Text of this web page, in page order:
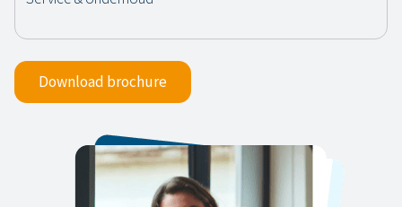
Download brochure